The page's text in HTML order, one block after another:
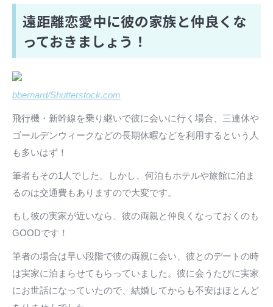
遠距離恋愛中に彼の家族と仲良くな
っておきましょう！
bbernard/Shutterstock.com
飛行機・新幹線を乗り継いで彼に会いに行く場合、三連休や
ゴールデンウィークなどの長期休暇などを利用するという人
も多いはず！
筆者もその1人でした。しかし、何泊もホテルや旅館に泊ま
るのは交通費もありますので大変です。
もし彼の実家が近いなら、彼の両親と仲良くなっておくのも
GOODです！
筆者の場合は早い段階で彼の両親に会い、彼とのデートの時
は実家に泊まらせてもらっていました。彼に会うたびに実家
にお世話になっていたので、結婚してからも不安はほとんど